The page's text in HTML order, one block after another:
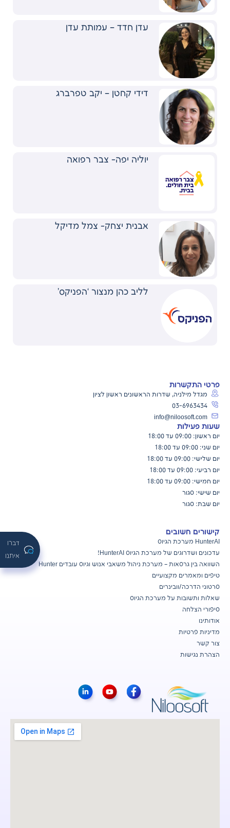
עדן חדד – עמותת עדן
דידי קחטן – יקב טפרברג
יוליה יפה- צבר רפואה
אבנית יצחק- צמל מדיקל
לליב כהן מנצור ‘הפניקס’
פרטי התקשרות
מגדל מילניה, שדרות הראשונים ראשון לציון
03-6963434
info@niloosoft.com
שעות פעילות
יום ראשון: 09:00 עד 18:00
יום שני: 09:00 עד 18:00
יום שלישי: 09:00 עד 18:00
יום רביעי: 09:00 עד 18:00
יום חמישי: 09:00 עד 18:00
יום שישי: סגור
יום שבת: סגור
קישורים חשובים
HunterAI מערכת הגיוס
עדכונים ושדרוגים של מערכת הגיוס HunterAI!
השוואה בין גרסאות – מערכת ניהול משאבי אנוש וגיוס עובדים Hunter
טיפים ומאמרים מקצועיים
סרטוני הדרכה/וובינרים
שאלות ותשובות על מערכת הגיוס
סיפורי הצלחה
אודותינו
מדיניות פרטיות
צור קשר
הצהרת נגישות
דברו
איתנו